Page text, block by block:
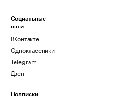
Социальные
сети
ВКонтакте
Одноклассники
Telegram
Дзен
Подписки